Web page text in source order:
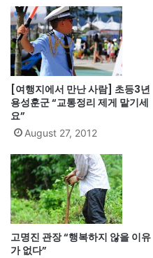
[여행지에서 만난 사람] 초등3년
용성훈군 “교통정리 제게 맡기세
요”
August 27, 2012
고명진 관장 “행복하지 않을 이유
가 없다”